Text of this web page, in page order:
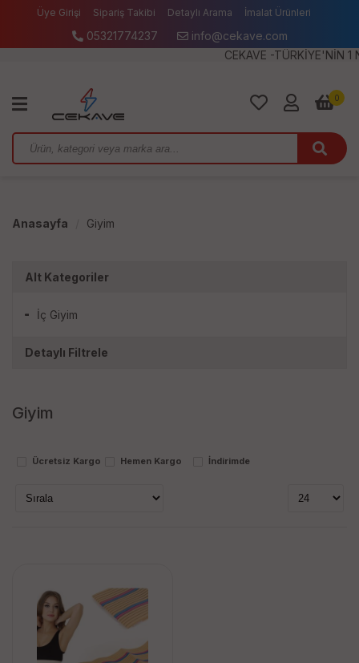
Üye Girişi Sipariş Takibi Detaylı Arama İmalat Ürünleri
Garanti ve İade IBAN BİLGİLERİMİZ
05321774237
info@cekave.com
CEKAVE -TÜRKİYE'NİN
0
Anasayfa Giyim
Alt Kategoriler
İç Giyim
Detaylı Filtrele
cekave1
stokta yok
Giyim
Ücretsiz Kargo Hemen Kargo İndirimde